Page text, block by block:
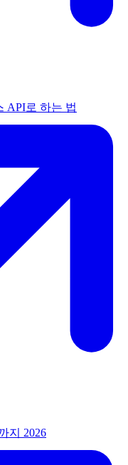
API로 하는 법
지 2026